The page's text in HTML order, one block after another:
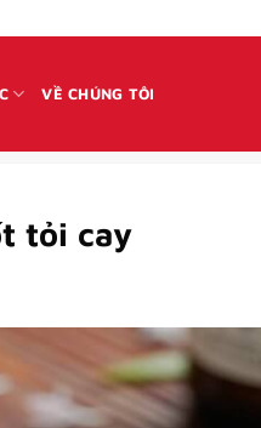
VỀ CHÚNG TÔI
tỏi cay